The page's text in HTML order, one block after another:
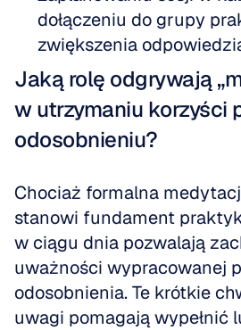
dołączeniu do grupy
zwiększenia
Jaką rolę odgrywają
w utrzymaniu korzyści
odosobnieniu?
Chociaż formalna
stanowi fundament
w ciągu dnia pozwalają
uważności wypracowanej
odosobnienia. Te krótkie
uwagi pomagają wypełnić